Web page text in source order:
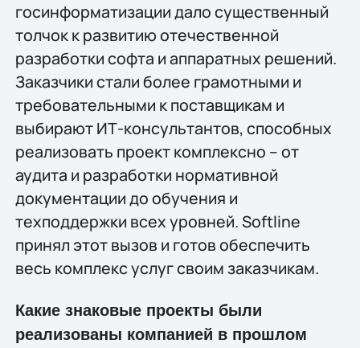
госинформатизации дало существенный
толчок к развитию отечественной
разработки софта и аппаратных решений.
Заказчики стали более грамотными и
требовательными к поставщикам и
выбирают ИТ-консультантов, способных
реализовать проект комплексно – от
аудита и разработки нормативной
документации до обучения и
техподдержки всех уровней. Softline
принял этот вызов и готов обеспечить
весь комплекс услуг своим заказчикам.
Какие знаковые проекты были
реализованы компанией в прошлом